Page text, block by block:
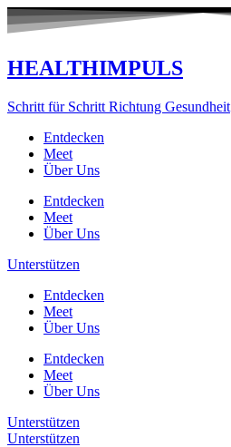
Zum
Inhalt
HEALTHIMPULS
Schritt für Schritt Richtung Gesundheit
Entdecken
Meet
Über Uns
Entdecken
Meet
Über Uns
Unterstützen
Entdecken
Meet
Über Uns
Entdecken
Meet
Über Uns
Unterstützen
Unterstützen